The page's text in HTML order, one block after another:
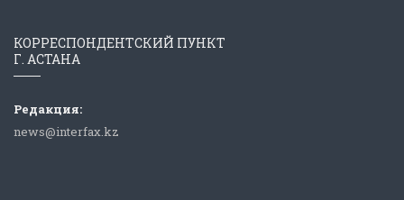
КОРРЕСПОНДЕНТСКИЙ ПУНКТ
Г. АСТАНА
Редакция:
news@interfax.kz